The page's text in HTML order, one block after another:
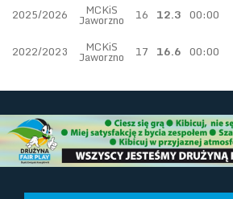
2025/2026
MCKiS
Jaworzno 16 12.3 00:00
2022/2023 MCKiS
Jaworzno 17 16.6 00:00